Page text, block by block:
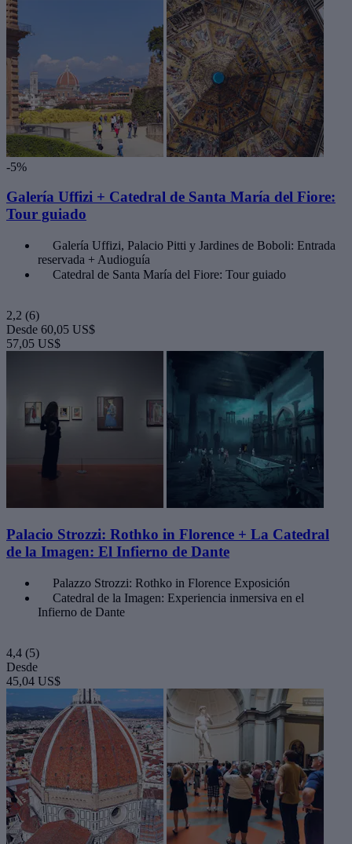
-5%
Galería Uffizi + Catedral de Santa María del Fiore:
Tour guiado
Galería Uffizi, Palacio Pitti y Jardines de Boboli: Entrada
reservada + Audioguía
Catedral de Santa María del Fiore: Tour guiado
2,2 (6)
Desde 60,05 US$
57,05 US$
Palacio Strozzi: Rothko in Florence + La Catedral
de la Imagen: El Infierno de Dante
Palazzo Strozzi: Rothko in Florence Exposición
Catedral de la Imagen: Experiencia inmersiva en el
Infierno de Dante
4,4 (5)
Desde
45,04 US$